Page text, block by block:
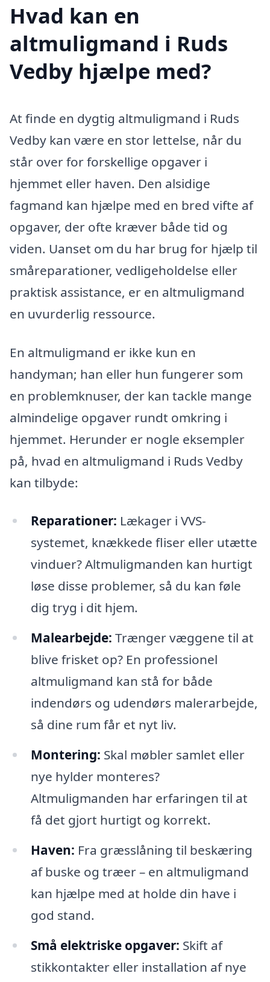
Hvad kan en
altmuligmand i Ruds
Vedby hjælpe med?
At finde en dygtig altmuligmand i Ruds
Vedby kan være en stor lettelse, når du
står over for forskellige opgaver i
hjemmet eller haven. Den alsidige
fagmand kan hjælpe med en bred vifte af
opgaver, der ofte kræver både tid og
viden. Uanset om du har brug for hjælp til
småreparationer, vedligeholdelse eller
praktisk assistance, er en altmuligmand
en uvurderlig ressource.
En altmuligmand er ikke kun en
handyman; han eller hun fungerer som
en problemknuser, der kan tackle mange
almindelige opgaver rundt omkring i
hjemmet. Herunder er nogle eksempler
på, hvad en altmuligmand i Ruds Vedby
kan tilbyde:
Reparationer: Lækager i VVS-
systemet, knækkede fliser eller utætte
vinduer? Altmuligmanden kan hurtigt
løse disse problemer, så du kan føle
dig tryg i dit hjem.
Malearbejde: Trænger væggene til at
blive frisket op? En professionel
altmuligmand kan stå for både
indendørs og udendørs malerarbejde,
så dine rum får et nyt liv.
Montering: Skal møbler samlet eller
nye hylder monteres?
Altmuligmanden har erfaringen til at
få det gjort hurtigt og korrekt.
Haven: Fra græsslåning til beskæring
af buske og træer – en altmuligmand
kan hjælpe med at holde din have i
god stand.
Små elektriske opgaver: Skift af
stikkontakter eller installation af nye